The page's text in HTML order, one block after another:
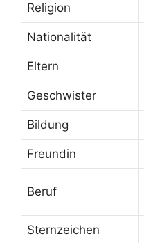
Religion
Nationalität
Eltern
Geschwister
Bildung
Freundin
Beruf
Sternzeichen